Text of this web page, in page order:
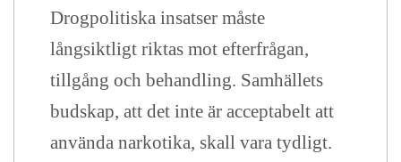
Drogpolitiska insatser måste
långsiktligt riktas mot efterfrågan,
tillgång och behandling. Samhällets
budskap, att det inte är acceptabelt att
använda narkotika, skall vara tydligt.